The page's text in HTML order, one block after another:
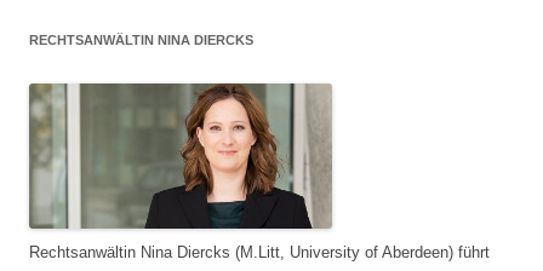
RECHTSANWÄLTIN NINA DIERCKS
Rechtsanwältin Nina Diercks (M.Litt, University of Aberdeen) führt